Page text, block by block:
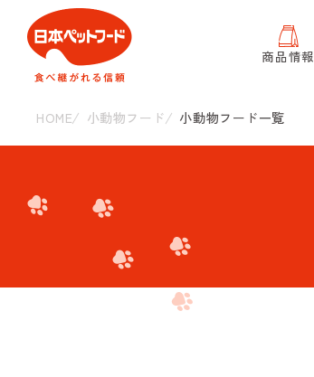
商品情報
HOME 小動物フード 小動物フード一覧